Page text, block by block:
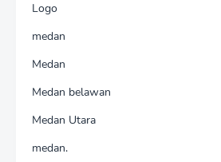
Logo
medan
Medan
Medan belawan
Medan Utara
medan.